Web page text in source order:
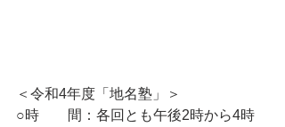
＜令和4年度「地名塾」＞
○時　　間：各回とも午後2時から4時